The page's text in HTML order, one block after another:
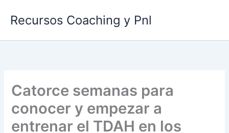
Recursos Coaching y Pnl
Catorce semanas para
conocer y empezar a
entrenar el TDAH en los